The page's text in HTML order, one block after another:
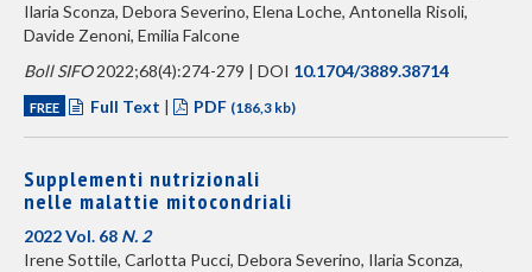
Ilaria Sconza, Debora Severino, Elena Loche, Antonella Risoli,
Davide Zenoni, Emilia Falcone
Boll SIFO2022;68(4):274-279 | DOI 10.1704/3889.38714
FREE Full Text | PDF (186,3 kb)
Supplementi nutrizionali
nelle malattie mitocondriali
2022 Vol. 68 N. 2
Irene Sottile, Carlotta Pucci, Debora Severino, Ilaria Sconza,